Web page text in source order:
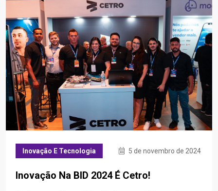
Inovação E Tecnologia 5 de novembro de 2024
Inovação Na BID 2024 É Cetro!